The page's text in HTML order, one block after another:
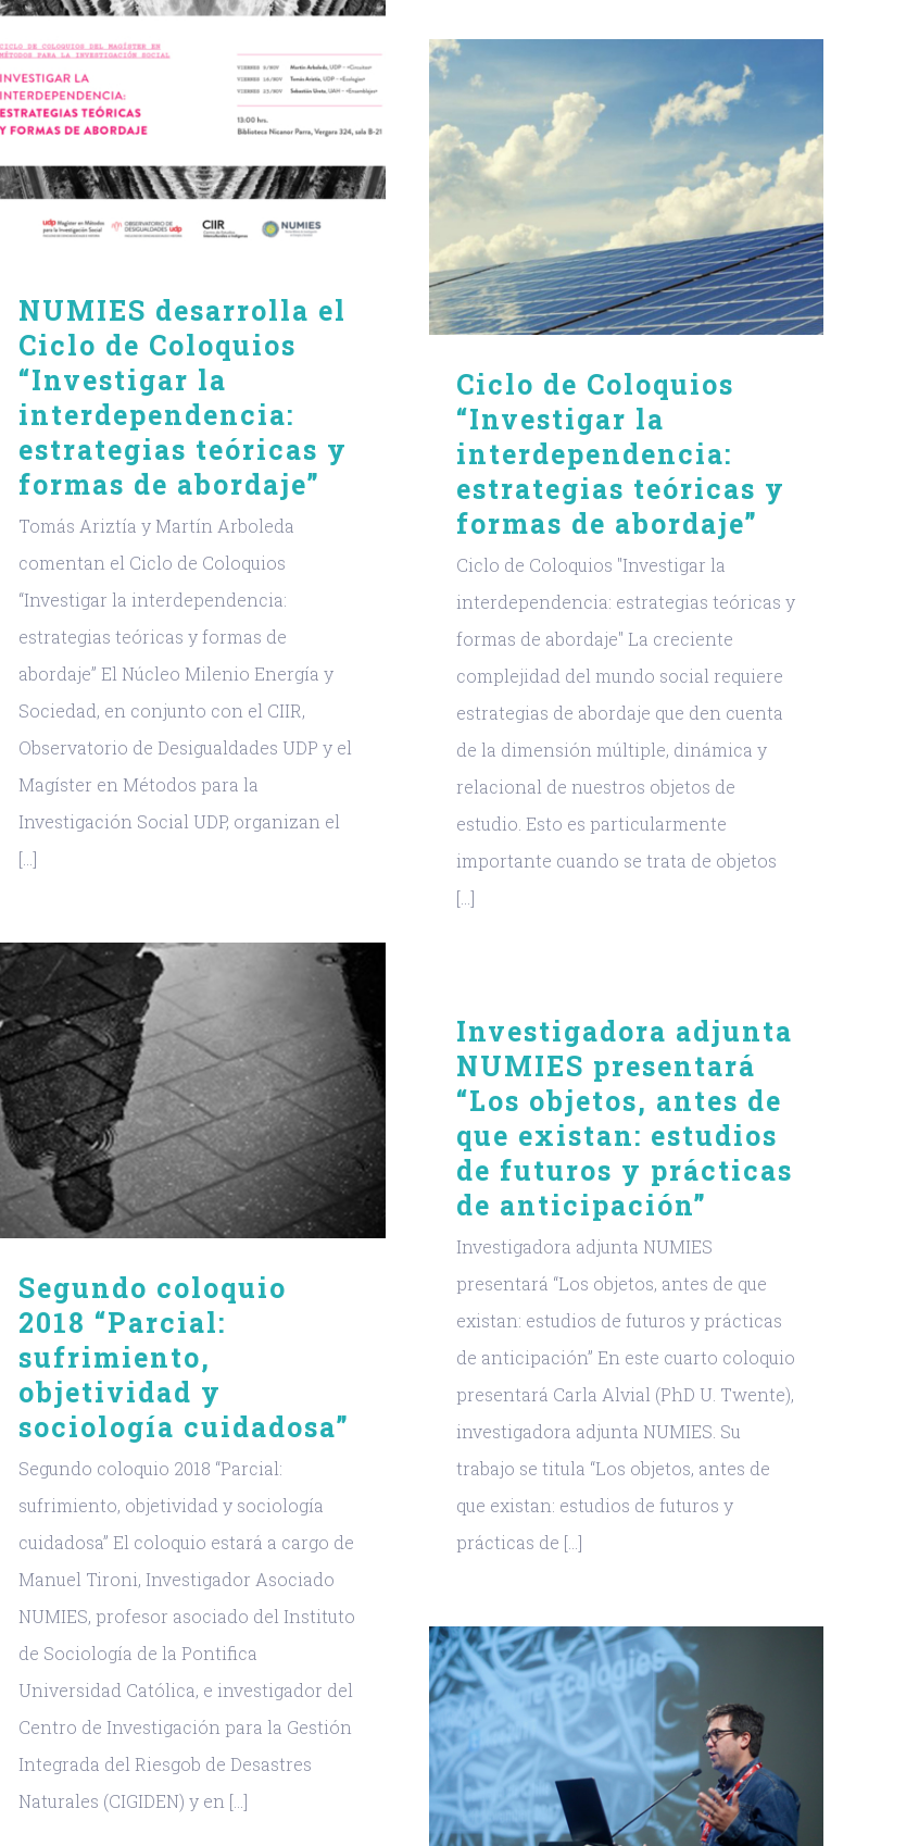
NUMIES desarrolla el
Ciclo de Coloquios
“Investigar la
interdependencia:
estrategias teóricas y
formas de abordaje”
Tomás Ariztía y Martín Arboleda
comentan el Ciclo de Coloquios
“Investigar la interdependencia:
estrategias teóricas y formas de
abordaje” El Núcleo Milenio Energía y
Sociedad, en conjunto con el CIIR,
Observatorio de Desigualdades UDP y el
Magíster en Métodos para la
Investigación Social UDP, organizan el
[...]
Ciclo de Coloquios
interdependencia:
estrategias teóricas y
Ciclo de Coloquios
“Investigar la
interdependencia:
estrategias teóricas y
formas de abordaje”
Ciclo de Coloquios "Investigar la
interdependencia: estrategias teóricas y
formas de abordaje" La creciente
complejidad del mundo social requiere
estrategias de abordaje que den cuenta
de la dimensión múltiple, dinámica y
relacional de nuestros objetos de
estudio. Esto es particularmente
importante cuando se trata de objetos
[...]
Segundo coloquio
2018 “Parcial:
sufrimiento,
objetividad y
sociología cuidadosa”
Segundo coloquio 2018 “Parcial:
sufrimiento, objetividad y sociología
cuidadosa” El coloquio estará a cargo de
Manuel Tironi, Investigador Asociado
NUMIES, profesor asociado del Instituto
de Sociología de la Pontifica
Universidad Católica, e investigador del
Centro de Investigación para la Gestión
Integrada del Riesgob de Desastres
Naturales (CIGIDEN) y en [...]
Investigadora adjunta
NUMIES presentará
“Los objetos, antes de
que existan: estudios
de futuros y prácticas
de anticipación”
Investigadora adjunta NUMIES
presentará “Los objetos, antes de que
existan: estudios de futuros y prácticas
de anticipación” En este cuarto coloquio
presentará Carla Alvial (PhD U. Twente),
investigadora adjunta NUMIES. Su
trabajo se titula “Los objetos, antes de
que existan: estudios de futuros y
prácticas de [...]
NUMIES co-organizó la
cuarta versión de la
Conferencia Internacional
“Conocimiento Cultura